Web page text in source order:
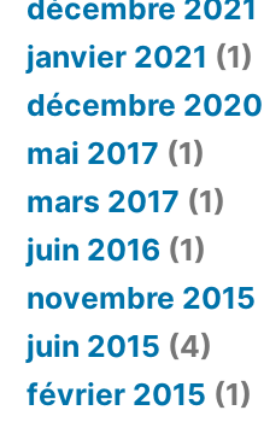
décembre 2021
janvier 2021 (1)
décembre 2020
mai 2017 (1)
mars 2017 (1)
juin 2016 (1)
novembre 2015
juin 2015 (4)
février 2015 (1)